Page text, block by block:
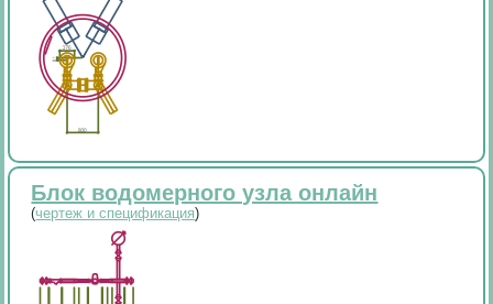
Блок водомерного узла онлайн
(чертеж и спецификация)